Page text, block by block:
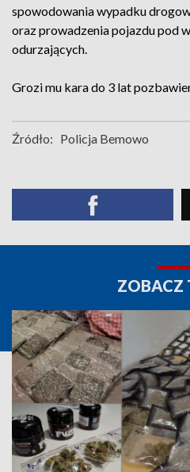
spowodowania wypadku
oraz prowadzenia pojazdu pod
odurzających.
Grozi mu kara do 3 lat
Źródło: Policja Bemowo
ZOBACZ